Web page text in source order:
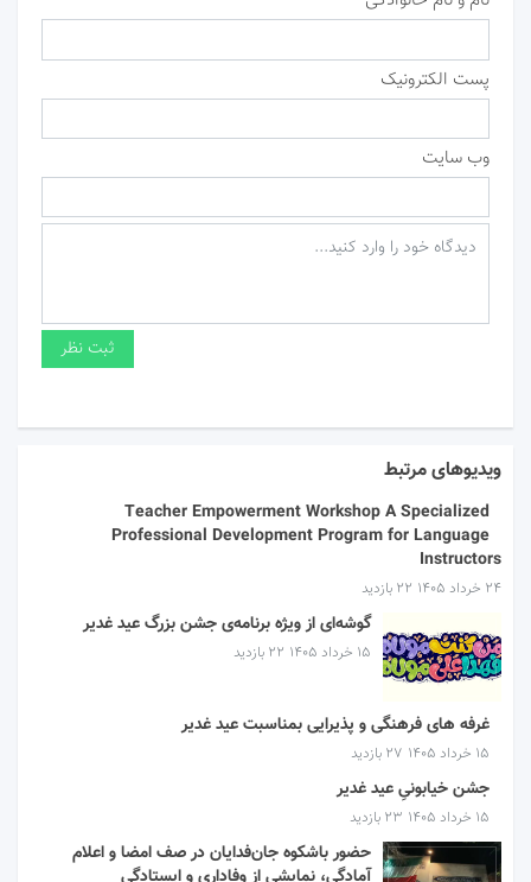
پست الکترونیک
وب سایت
ویدیوهای مرتبط
Teacher Empowerment Workshop A Specialized
Professional Development Program for Language
Instructors
۲۴ خرداد ۱۴۰۵ 22 بازدید
گوشه‌ای از ویژه برنامه‌ی جشن بزرگ عید غدیر
۱۵ خرداد ۱۴۰۵ 22 بازدید
غرفه های فرهنگی و پذیرایی بمناسبت عید غدیر
۱۵ خرداد ۱۴۰۵ 27 بازدید
جشن خیابونیِ عید غدیر
۱۵ خرداد ۱۴۰۵ 23 بازدید
حضور باشکوه جان‌فدایان در صف امضا و اعلام